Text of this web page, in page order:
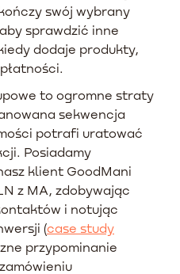
swój wybrany
sprawdzić inne
dodaje produkty,
to ogromne straty
sekwencja
potrafi uratować
Posiadamy
klient GoodMani
z MA, zdobywając
i notując
(case study
przypominanie